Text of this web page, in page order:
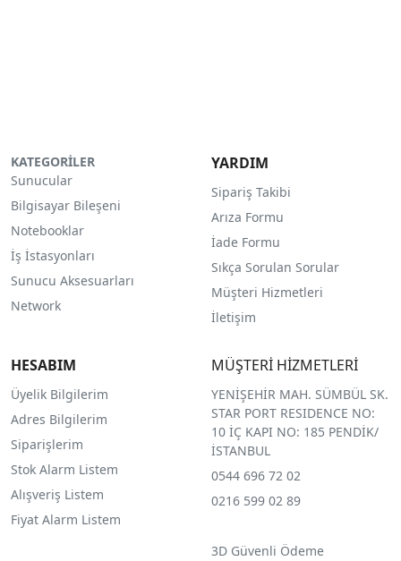
KATEGORİLER
Sunucular
Bilgisayar Bileşeni
Notebooklar
İş İstasyonları
Sunucu Aksesuarları
Network
YARDIM
Sipariş Takibi
Arıza Formu
İade Formu
Sıkça Sorulan Sorular
Müşteri Hizmetleri
İletişim
HESABIM
Üyelik Bilgilerim
Adres Bilgilerim
Siparişlerim
Stok Alarm Listem
Alışveriş Listem
Fiyat Alarm Listem
MÜŞTERİ HİZMETLERİ
YENİŞEHİR MAH. SÜMBÜL SK.
STAR PORT RESIDENCE NO:
10 İÇ KAPI NO: 185 PENDİK/
İSTANBUL
0544 696 72 02
0216 599 02 89
3D Güvenli Ödeme